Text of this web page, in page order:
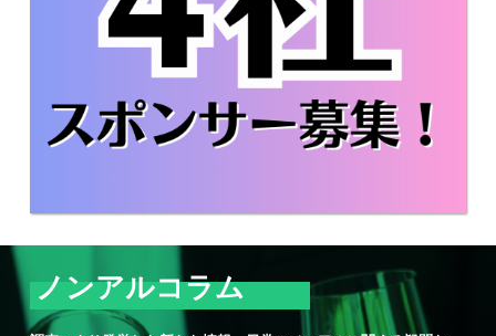
ノンアルコラム